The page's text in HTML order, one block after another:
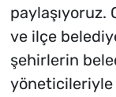
paylaşıyoruz.
ve ilçe
şehirlerin
yöneticileriyle